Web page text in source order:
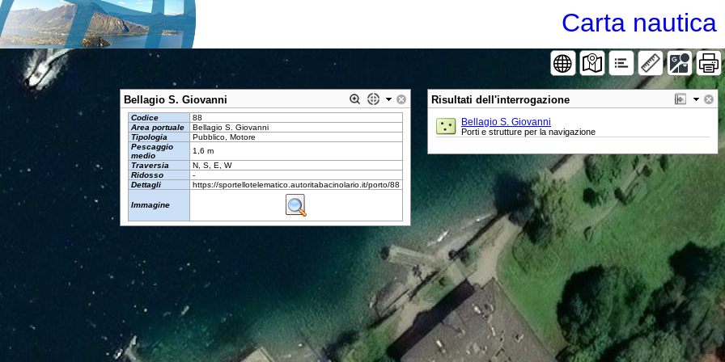
Carta nautica
Risultati dell'interrogazione
Bellagio S. Giovanni
Porti e strutture per la navigazione
Bellagio S. Giovanni
Codice
88
Area portuale
Bellagio S. Giovanni
Tipologia
Pubblico, Motore
Pescaggio
medio
1,6 m
Traversia
N, S, E, W
Ridosso
-
Dettagli
https://sportellotelematico.autoritabacinolario.it/porto/88
Immagine